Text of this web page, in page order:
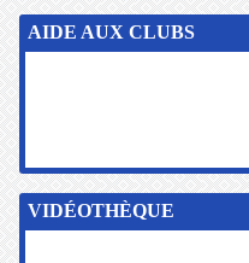
AIDE AUX CLUBS
VIDÉOTHÈQUE